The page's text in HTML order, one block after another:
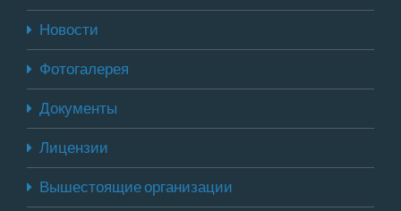
Новости
Фотогалерея
Документы
Лицензии
Вышестоящие организации